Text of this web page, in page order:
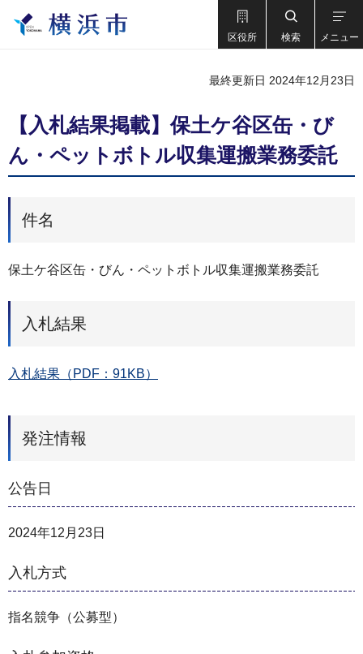
区役所 検索 メニュー
最終更新日 2024年12月23日
【入札結果掲載】保土ケ谷区缶・び
ん・ペットボトル収集運搬業務委託
件名
保土ケ谷区缶・びん・ペットボトル収集運搬業務委託
入札結果
入札結果（PDF：91KB）
発注情報
公告日
2024年12月23日
入札方式
指名競争（公募型）